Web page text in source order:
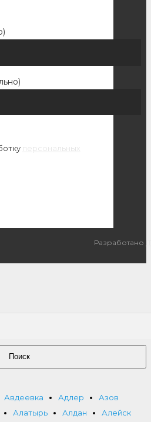
персональных
Разработано
Поиск
Авдеевка Адлер
Азов
Алатырь Алдан
Алейск